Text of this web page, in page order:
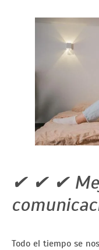
✔ ✔ ✔
Todo el tiempo se